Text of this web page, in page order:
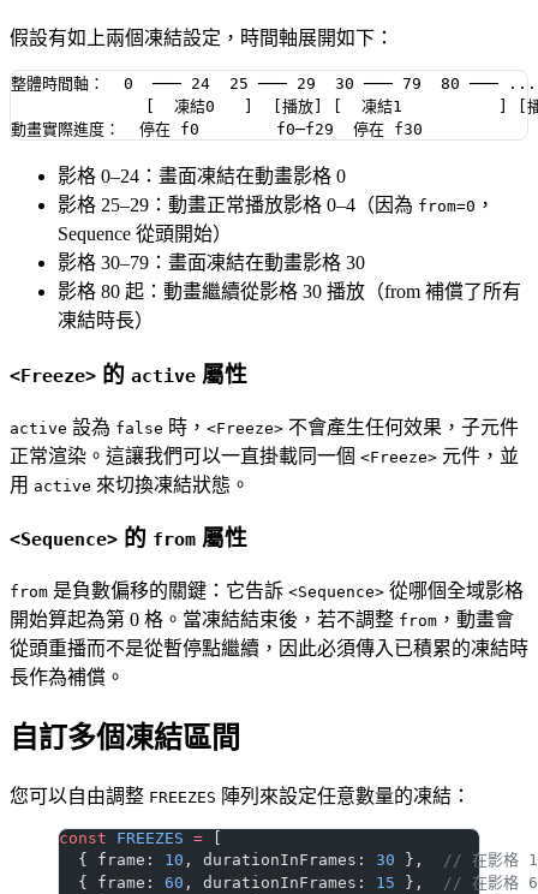
假設有如上兩個凍結設定，時間軸展開如下：
整體時間軸：  0  ─── 24  25 ─── 29  30 ─── 79  80 ─── ...
[  凍結0   ]  [播放] [  凍結1          ] [
影格 0–24：畫面凍結在動畫影格 0
影格 25–29：動畫正常播放影格 0–4（因為 from=0 ，
Sequence 從頭開始）
影格 30–79：畫面凍結在動畫影格 30
影格 80 起：動畫繼續從影格 30 播放（from 補償了所有
凍結時長）
<Freeze> 的 active 屬性
active 設為 false 時， <Freeze> 不會產生任何效果，子元件
正常渲染。這讓我們可以一直掛載同一個 <Freeze> 元件，並
用 active 來切換凍結狀態。
<Sequence> 的 from 屬性
from 是負數偏移的關鍵：它告訴 <Sequence> 從哪個全域影格
開始算起為第 0 格。當凍結結束後，若不調整 from ，動畫會
從頭重播而不是從暫停點繼續，因此必須傳入已積累的凍結時
長作為補償。
自訂多個凍結區間
您可以自由調整 FREEZES 陣列來設定任意數量的凍結：
const FREEZES =
  { frame:
10 , durationInFrames: 30 },
// 在影格
  { frame:
60 , durationInFrames: 15 },
// 在影格